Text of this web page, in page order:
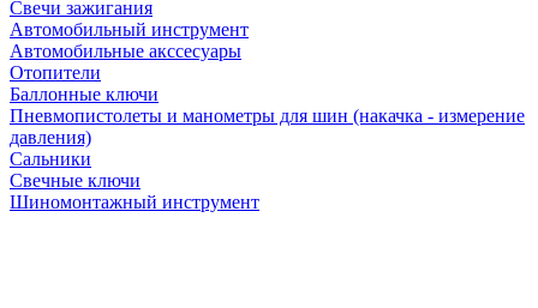
Свечи зажигания
Автомобильный инструмент
Автомобильные акссесуары
Отопители
Баллонные ключи
Пневмопистолеты и манометры для шин (накачка - измерение
давления)
Сальники
Свечные ключи
Шиномонтажный инструмент